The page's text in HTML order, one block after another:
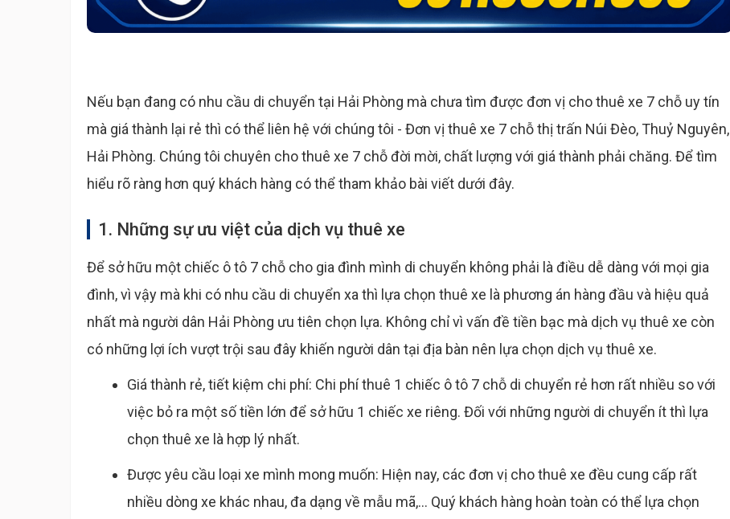
Nếu bạn đang có nhu cầu di chuyển tại Hải Phòng mà chưa tìm được đơn vị cho thuê xe 7 chỗ uy tín
mà giá thành lại rẻ thì có thể liên hệ với chúng tôi - Đơn vị thuê xe 7 chỗ thị trấn Núi Đèo, Thuỷ Nguyên,
Hải Phòng. Chúng tôi chuyên cho thuê xe 7 chỗ đời mời, chất lượng với giá thành phải chăng. Để tìm
hiểu rõ ràng hơn quý khách hàng có thể tham khảo bài viết dưới đây.
1. Những sự ưu việt của dịch vụ thuê xe
Để sở hữu một chiếc ô tô 7 chỗ cho gia đình mình di chuyển không phải là điều dễ dàng với mọi gia
đình, vì vậy mà khi có nhu cầu di chuyển xa thì lựa chọn thuê xe là phương án hàng đầu và hiệu quả
nhất mà người dân Hải Phòng ưu tiên chọn lựa. Không chỉ vì vấn đề tiền bạc mà dịch vụ thuê xe còn
có những lợi ích vượt trội sau đây khiến người dân tại địa bàn nên lựa chọn dịch vụ thuê xe.
Giá thành rẻ, tiết kiệm chi phí: Chi phí thuê 1 chiếc ô tô 7 chỗ di chuyển rẻ hơn rất nhiều so với
việc bỏ ra một số tiền lớn để sở hữu 1 chiếc xe riêng. Đối với những người di chuyển ít thì lựa
chọn thuê xe là hợp lý nhất.
Được yêu cầu loại xe mình mong muốn: Hiện nay, các đơn vị cho thuê xe đều cung cấp rất
nhiều dòng xe khác nhau, đa dạng về mẫu mã,... Quý khách hàng hoàn toàn có thể lựa chọn